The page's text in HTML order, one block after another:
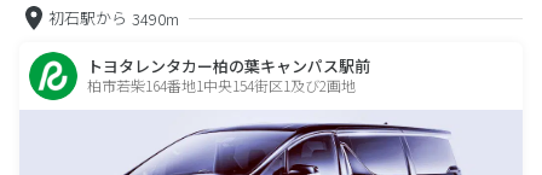
初石駅から 3490m
トヨタレンタカー柏の葉キャンパス駅前
柏市若柴164番地1中央154街区1及び2画地